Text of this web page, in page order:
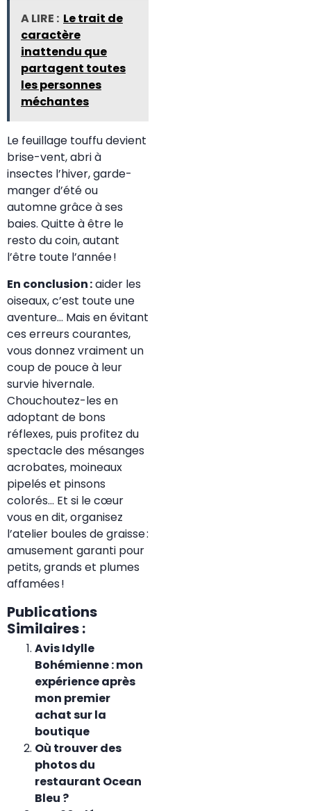
A LIRE : Le trait de
caractère
inattendu que
partagent toutes
les personnes
méchantes
Le feuillage touffu devient
brise-vent, abri à
insectes l’hiver, garde-
manger d’été ou
automne grâce à ses
baies. Quitte à être le
resto du coin, autant
l’être toute l’année !
En conclusion :aider les
oiseaux, c’est toute une
aventure… Mais en évitant
ces erreurs courantes,
vous donnez vraiment un
coup de pouce à leur
survie hivernale.
Chouchoutez-les en
adoptant de bons
réflexes, puis profitez du
spectacle des mésanges
acrobates, moineaux
pipelés et pinsons
colorés… Et si le cœur
vous en dit, organisez
l’atelier boules de graisse :
amusement garanti pour
petits, grands et plumes
affamées !
Publications
Similaires :
Avis Idylle
Bohémienne : mon
expérience après
mon premier
achat sur la
boutique
Où trouver des
photos du
restaurant Ocean
Bleu ?